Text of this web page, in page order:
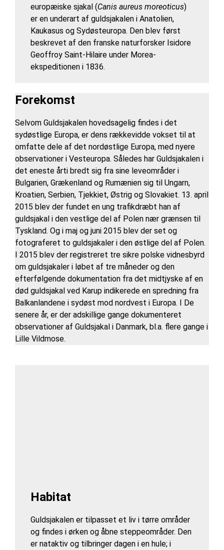
europæiske sjakal (Canis aureus moreoticus)
er en underart af guldsjakalen i Anatolien,
Kaukasus og Sydøsteuropa. Den blev først
beskrevet af den franske naturforsker Isidore
Geoffroy Saint-Hilaire under Morea-
ekspeditionen i 1836.
Forekomst
Selvom Guldsjakalen hovedsagelig findes i det
sydøstlige Europa, er dens rækkevidde vokset til at
omfatte dele af det nordøstlige Europa, med nyere
observationer i Vesteuropa. Således har Guldsjakalen i
det eneste årti bredt sig fra sine leveområder i
Bulgarien, Grækenland og Rumænien sig til Ungarn,
Kroatien, Serbien, Tjekkiet, Østrig og Slovakiet. 13. april
2015 blev der fundet en ung trafikdræbt han af
guldsjakal i den vestlige del af Polen nær grænsen til
Tyskland. Og i maj og juni 2015 blev der set og
fotograferet to guldsjakaler i den østlige del af Polen.
I 2015 blev der registreret tre sikre polske vidnesbyrd
om guldsjakaler i løbet af tre måneder og den
efterfølgende dokumentation fra det midtjyske af en
død guldsjakal ved Karup indikerede en spredning fra
Balkanlandene i sydøst mod nordvest i Europa. I De
senere år, er der adskillige gange dokumenteret
observationer af Guldsjakal i Danmark, bl.a. flere gange i
Lille Vildmose.
Habitat
Guldsjakalen er tilpasset et liv i tørre områder
og findes i ørken og åbne steppeområder. Den
er nataktiv og tilbringer dagen i en hule; i